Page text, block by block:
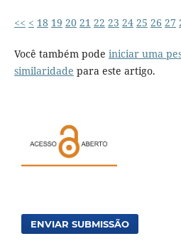
<< < 18 19 20 21 22 23 24 25 26 27
Você também pode iniciar uma
similaridade para este artigo.
ENVIAR SUBMISSÃO